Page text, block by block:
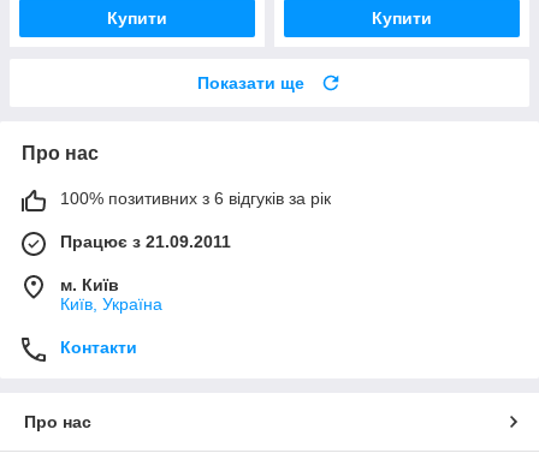
Купити Купити
Показати ще
Про нас
100% позитивних з 6 відгуків за рік
Працює з 21.09.2011
м. Київ
Київ, Україна
Контакти
Про нас